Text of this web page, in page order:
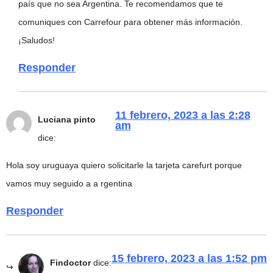
país que no sea Argentina. Te recomendamos que te
comuniques con Carrefour para obtener más información.
¡Saludos!
Responder
Luciana pinto
dice:
11 febrero, 2023 a las 2:28
am
Hola soy uruguaya quiero solicitarle la tarjeta carefurt porque
vamos muy seguido a a rgentina
Responder
Findoctor dice:15 febrero, 2023 a las 1:52 pm